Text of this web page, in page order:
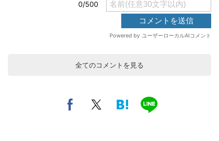
全てのコメントを見る